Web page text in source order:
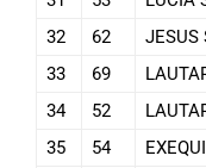
32
62 JESUS
33
69
34
52
35
54